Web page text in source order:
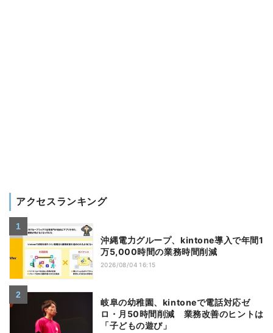
アクセスランキング
沖縄電力グループ、kintone導入で年間1
万5,000時間の業務時間削減
2026/08/04 16:15
岐阜の幼稚園、kintoneで電話対応ゼ
ロ・月50時間削減 業務改善のヒントは
「子どもの遊び」